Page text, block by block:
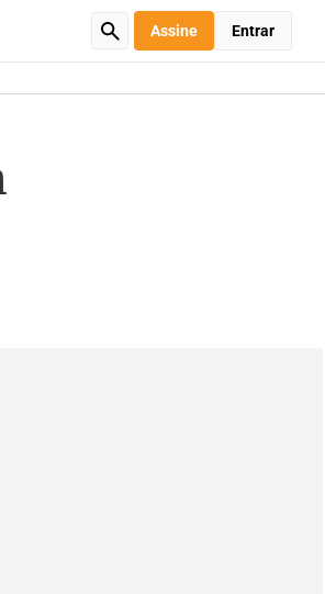
Assine Entrar